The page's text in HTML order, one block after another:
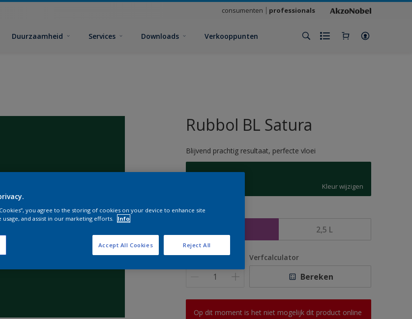
consumenten professionals
Duurzaamheid Services Downloads Verkooppunten
Rubbol BL Satura
Blijvend prachtig resultaat, perfecte vloei
L8.40.20
Kleur wijzigen
Grootte
2,5 L
Aantal Verfcalculator
Bereken
Op dit moment is het niet mogelijk dit product online
you agree to the storing of cookies on your device to enhance site
usage, and assist in our marketing efforts.
Info
Reject All
Accept All Cookies